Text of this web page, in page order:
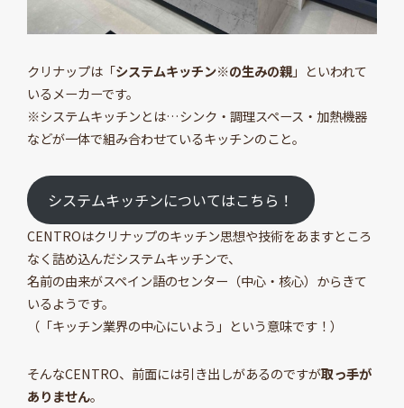
クリナップは「システムキッチン※の生みの親」といわれて
いるメーカーです。
※システムキッチンとは…シンク・調理スペース・加熱機器
などが一体で組み合わせているキッチンのこと。
システムキッチンについてはこちら！
CENTROはクリナップのキッチン思想や技術をあますところ
なく詰め込んだシステムキッチンで、
名前の由来がスペイン語のセンター（中心・核心）からきて
いるようです。
（「キッチン業界の中心にいよう」という意味です！）
そんなCENTRO、前面には引き出しがあるのですが取っ手が
ありません。